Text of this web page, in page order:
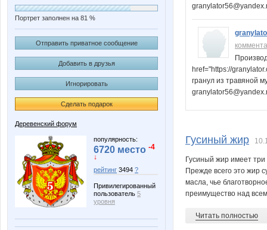
Портрет заполнен на 81 %
Отправить приватное сообщение
Добавить в друзья
Игнорировать
Сделать подарок
Деревенский форум
популярность:
6720 место -4
↓
рейтинг 3494 ?
Привилегированный
пользователь 5
уровня
href="https://
гранул из травяной
Гусиный жир
Гусиный жир имеет
Прежде всего это жир
масла, чье
преимущество над
Читать полностью